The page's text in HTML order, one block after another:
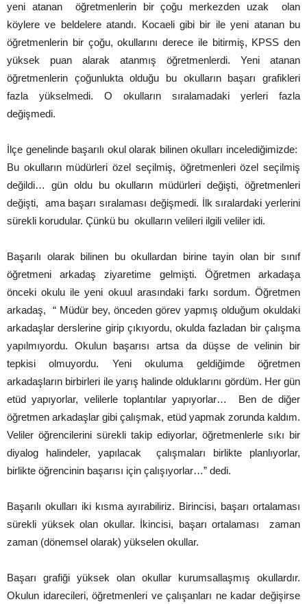
yeni atanan öğretmenlerin bir çoğu merkezden uzak olan
köylere ve beldelere atandı. Kocaeli gibi bir ile yeni atanan bu
öğretmenlerin bir çoğu, okullarını derece ile bitirmiş, KPSS den
yüksek puan alarak atanmış öğretmenlerdi. Yeni atanan
öğretmenlerin çoğunlukta olduğu bu okulların başarı grafikleri
fazla yükselmedi. O okulların sıralamadaki yerleri fazla
değişmedi.
İlçe genelinde başarılı okul olarak bilinen okulları incelediğimizde:
Bu okulların müdürleri özel seçilmiş, öğretmenleri özel seçilmiş
değildi… gün oldu bu okulların müdürleri değişti, öğretmenleri
değişti, ama başarı sıralaması değişmedi. İlk sıralardaki yerlerini
sürekli korudular. Çünkü bu okulların velileri ilgili veliler idi.
Başarılı olarak bilinen bu okullardan birine tayin olan bir sınıf
öğretmeni arkadaş ziyaretime gelmişti. Öğretmen arkadaşa
önceki okulu ile yeni okuul arasındaki farkı sordum. Öğretmen
arkadaş, “ Müdür bey, önceden görev yapmış olduğum okuldaki
arkadaşlar derslerine girip çıkıyordu, okulda fazladan bir çalışma
yapılmıyordu. Okulun başarısı artsa da düşse de velinin bir
tepkisi olmuyordu. Yeni okuluma geldiğimde öğretmen
arkadaşların birbirleri ile yarış halinde olduklarını gördüm. Her gün
etüd yapıyorlar, velilerle toplantılar yapıyorlar… Ben de diğer
öğretmen arkadaşlar gibi çalışmak, etüd yapmak zorunda kaldım.
Veliler öğrencilerini sürekli takip ediyorlar, öğretmenlerle sıkı bir
diyalog halindeler, yapılacak çalışmaları birlikte planlıyorlar,
birlikte öğrencinin başarısı için çalışıyorlar…” dedi.
Başarılı okulları iki kısma ayırabiliriz. Birincisi, başarı ortalaması
sürekli yüksek olan okullar. İkincisi, başarı ortalaması zaman
zaman (dönemsel olarak) yükselen okullar.
Başarı grafiği yüksek olan okullar kurumsallaşmış okullardır.
Okulun idarecileri, öğretmenleri ve çalışanları ne kadar değişirse